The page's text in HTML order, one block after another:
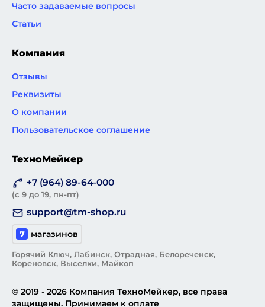
Часто задаваемые вопросы
Статьи
Компания
Отзывы
Реквизиты
О компании
Пользовательское соглашение
ТехноМейкер
+7 (964) 89-64-000
(с 9 до 19, пн-пт)
support@tm-shop.ru
7 магазинов
Горячий Ключ, Лабинск, Отрадная, Белореченск,
Кореновск, Выселки, Майкоп
© 2019 - 2026 Компания ТехноМейкер, все права
защищены. Принимаем к оплате